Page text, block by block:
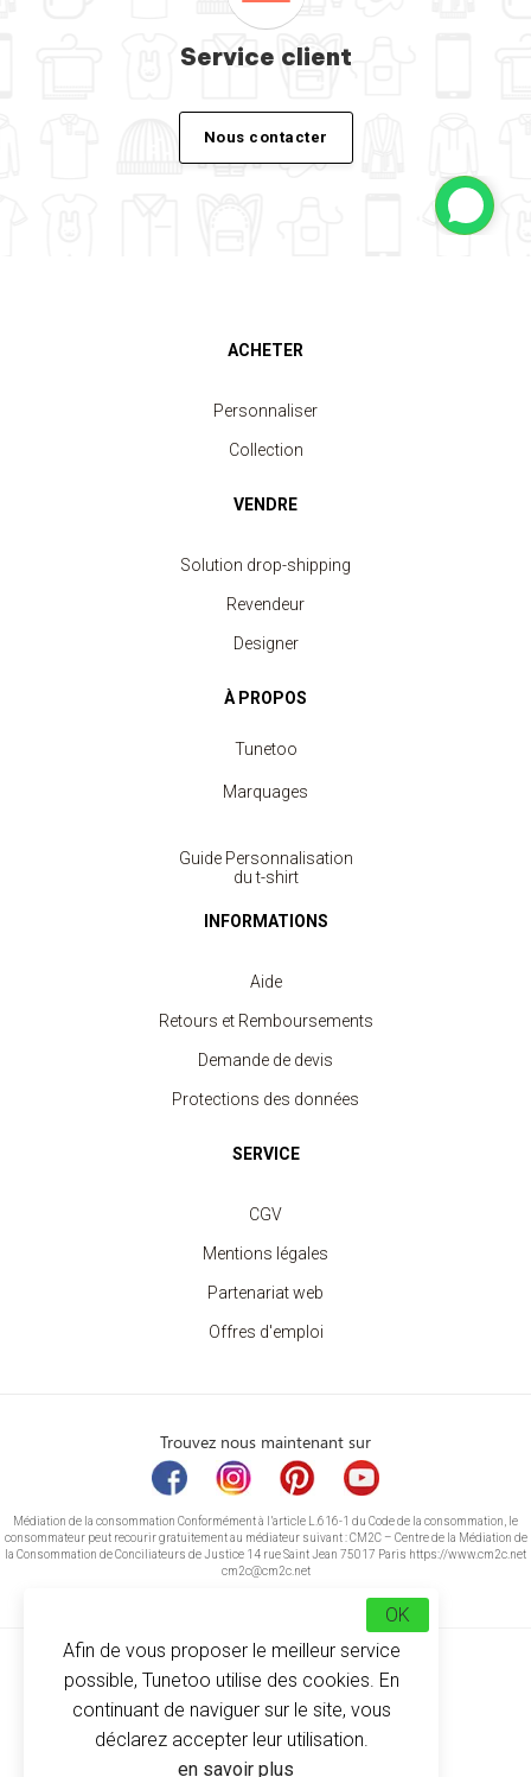
Service client
Nous contacter
ACHETER
Personnaliser
Collection
VENDRE
Solution drop-shipping
Revendeur
Designer
À PROPOS
Tunetoo
Marquages
Guide Personnalisation
du t-shirt
INFORMATIONS
Aide
Retours et Remboursements
Demande de devis
Protections des données
SERVICE
CGV
Mentions légales
Partenariat web
Offres d'emploi
Trouvez nous maintenant sur
Médiation de la consommation Conformément à l’article L.616-1 du Code de la consommation, le
consommateur peut recourir gratuitement au médiateur suivant : CM2C – Centre de la Médiation de
la Consommation de Conciliateurs de Justice 14 rue Saint Jean 75017 Paris https://www.cm2c.net
cm2c@cm2c.net
© Copyright 2026 -Tunetoo
Afin de vous proposer le meilleur service
possible, Tunetoo utilise des cookies. En
continuant de naviguer sur le site, vous
déclarez accepter leur utilisation.
en savoir plus
OK